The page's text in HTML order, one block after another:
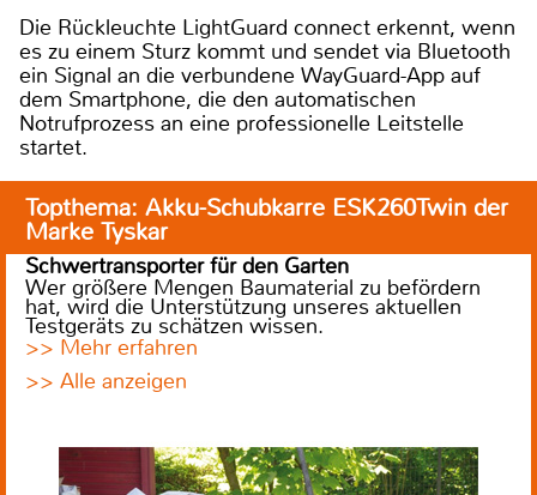
Die Rückleuchte LightGuard connect erkennt, wenn
es zu einem Sturz kommt und sendet via Bluetooth
ein Signal an die verbundene WayGuard-App auf
dem Smartphone, die den automatischen
Notrufprozess an eine professionelle Leitstelle
startet.
Topthema: Akku-Schubkarre ESK260Twin der
Marke Tyskar
Schwertransporter für den Garten
Wer größere Mengen Baumaterial zu befördern
hat, wird die Unterstützung unseres aktuellen
Testgeräts zu schätzen wissen.
>> Mehr erfahren
>> Alle anzeigen